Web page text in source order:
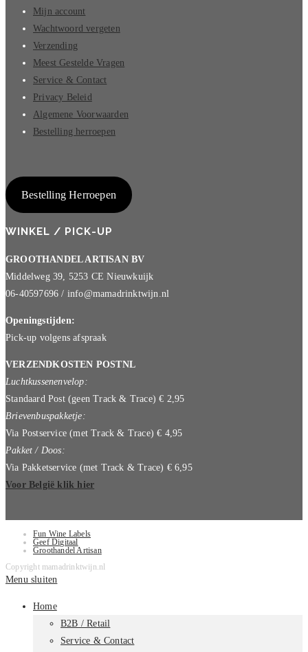
Mijn account
Wachtwoord vergeten
Verzending
Meest Gestelde Vragen
Service & Contact
Privacy Beleid
Algemene Voorwaarden
Bestelling herroepen
Bestelling Herroepen
WINKEL / PICK-UP
GROOTHANDEL ARTISAN BV
Middelweg 39, 5253 CE Nieuwkuijk
06-40597696 / info@mamadrinktwijn.nl
Openingstijden:
Pick-up volgens afspraak
VERZENDKOSTEN POSTNL
Luchtkussenenvelop:
Standaard Post (geen Track & Trace) € 2,95
Brievenbuspakketje:
Via Postservice (met Track & Trace) € 4,95
Pakket / Doos:
Via Pakketservice (met Track & Trace) € 6,95
Voor België klik hier
Fun Wine Labels
Geef Digitaal
Groothandel Artisan
Copyright mamadrinktwijn.nl
Menu sluiten
Home
B2B / Retail
Service & Contact